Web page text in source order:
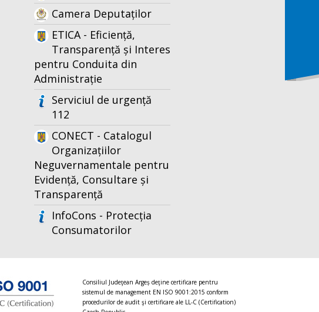
Camera Deputaților
ETICA - Eficiență,
Transparență și Interes
pentru Conduita din
Administrație
Serviciul de urgență
112
CONECT - Catalogul
Organizațiilor
Neguvernamentale pentru
Evidență, Consultare și
Transparență
InfoCons - Protecția
Consumatorilor
Consiliul Judeţean Argeș deţine certificare pentru
sistemul de management EN ISO 9001:2015 conform
procedurilor de audit şi certificare ale LL-C (Certification)